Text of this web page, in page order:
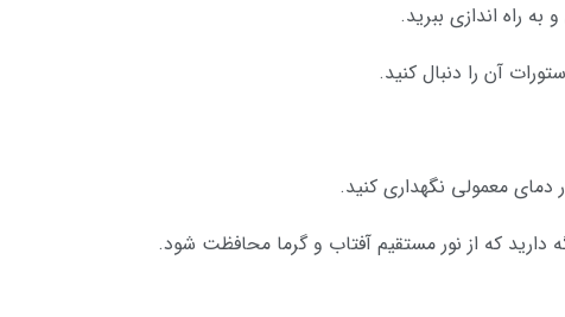
راه اندازی ببرید.
آن را دنبال کنید.
معمولی نگهداری کنید.
دارید که از نور مستقیم آفتاب و گرما محافظت شود.